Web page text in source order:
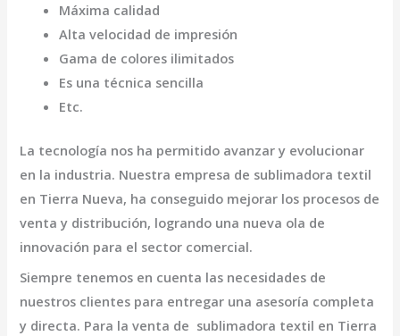
Máxima calidad
Alta velocidad de impresión
Gama de colores ilimitados
Es una técnica sencilla
Etc.
La tecnología nos ha permitido avanzar y evolucionar
en la industria. Nuestra empresa de sublimadora textil
en Tierra Nueva, ha conseguido mejorar los procesos de
venta y distribución, logrando una nueva ola de
innovación para el sector comercial.
Siempre tenemos en cuenta las necesidades de
nuestros clientes para entregar una asesoría completa
y directa. Para la venta de sublimadora textil en Tierra